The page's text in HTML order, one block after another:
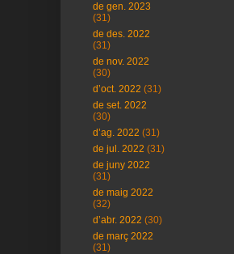
de gen. 2023
(31)
de des. 2022
(31)
de nov. 2022
(30)
d’oct. 2022 (31)
de set. 2022
(30)
d’ag. 2022 (31)
de jul. 2022 (31)
de juny 2022
(31)
de maig 2022
(32)
d’abr. 2022 (30)
de març 2022
(31)